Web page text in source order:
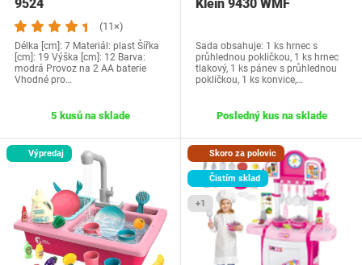
9524
(11×)
Délka [cm]: 7 Materiál: plast Šířka
[cm]: 19 Výška [cm]: 12 Barva:
modrá Provoz na 2 AA baterie
Vhodné pro…
5 kusů na sklade
Klein 9430 WMF
Sada obsahuje: 1 ks hrnec s
průhlednou pokličkou, 1 ks hrnec
tlakový, 1 ks pánev s průhlednou
pokličkou, 1 ks konvice,…
Posledný kus na sklade
Výpredaj Skoro za polovic
Čistím sklad
+1